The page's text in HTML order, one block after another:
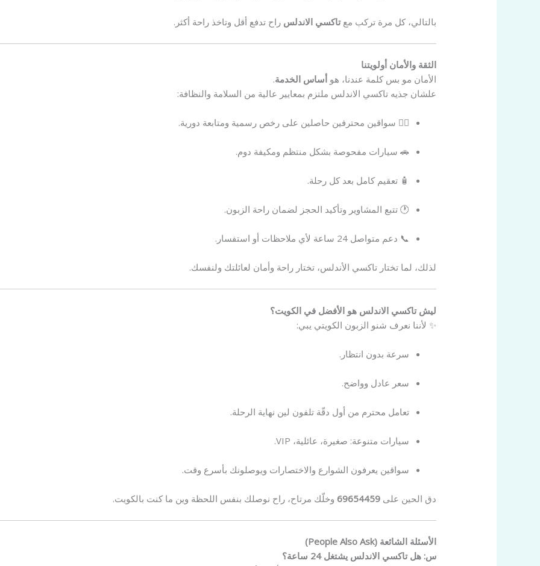
بالتالي، كل مرة تركب معتاكسي الاندلس راح تدفع أقل وتاخذ راحة أكثر.
الثقة والأمان أولويتنا
الأمان مو بس كلمة عندنا، هوأساس الخدمة.
علشان جذيه تاكسي الاندلس ملتزم بمعايير عالية من السلامة والنظافة:
👨‍✈️ سواقين محترفين حاصلين على رخص رسمية ومتابعة دورية.
🚗 سيارات مفحوصة بشكل منتظم ومكيفة دوم.
🧴 تعقيم كامل بعد كل رحلة.
🕐 تتبع المشاوير وتأكيد الحجز لضمان راحة الزبون.
📞 دعم متواصل 24 ساعة لأي ملاحظات أو استفسار.
لذلك، لما تختار تاكسي الأندلس، تختار راحة وأمان لعائلتك ولنفسك.
ليش تاكسي الاندلس هو الأفضل في الكويت؟
✨ لأننا نعرف شنو الزبون الكويتي يبي:
سرعة بدون انتظار.
سعر عادل وواضح.
تعامل محترم من أول دقّة تلفون لين نهاية الرحلة.
سيارات متنوعة: صغيرة، عائلية، VIP.
سواقين يعرفون الشوارع والاختصارات ويوصلونك بأسرع وقت.
دق الحين على69654459 وخلّك مرتاح، راح نوصلك بنفس اللحظة وين ما كنت بالكويت.
الأسئلة الشائعة (People Also Ask)
س: هل تاكسي الاندلس يشتغل 24 ساعة؟